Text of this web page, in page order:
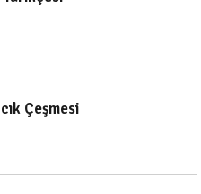
Çeşmesi